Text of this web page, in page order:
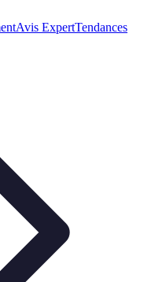
Avis ExpertTendances